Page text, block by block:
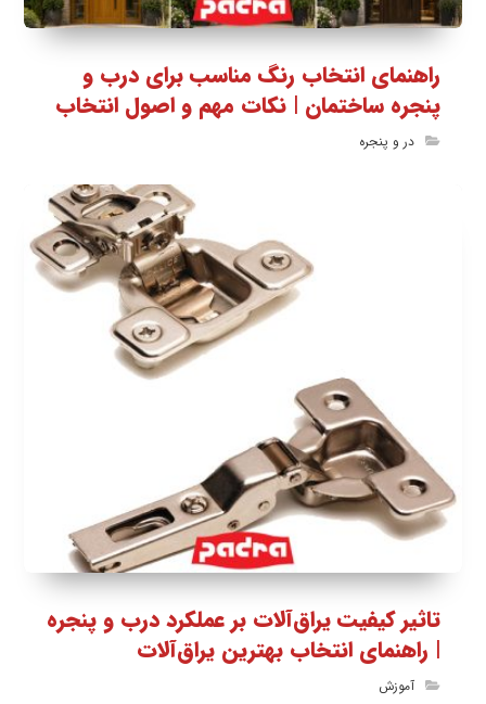
راهنمای انتخاب رنگ مناسب برای درب و
پنجره ساختمان | نکات مهم و اصول انتخاب
در و پنجره
تاثیر کیفیت یراق‌آلات بر عملکرد درب و پنجره
| راهنمای انتخاب بهترین یراق‌آلات
آموزش